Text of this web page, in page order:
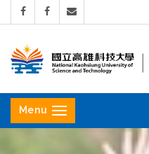
立
高
Menu